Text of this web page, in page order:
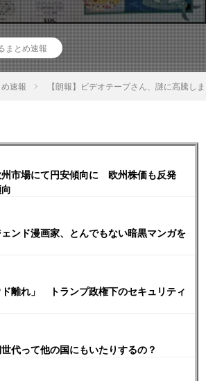
まとめ速報
速報 【朗報】ビデオテープさん、謎に高騰
州市場にて円安傾向に 欧州株価も反発
ェンド漫画家、とんでもない暗黒マンガを
離れ」 トランプ政権下のセキュリティ
代って他の国にもいたりするの？